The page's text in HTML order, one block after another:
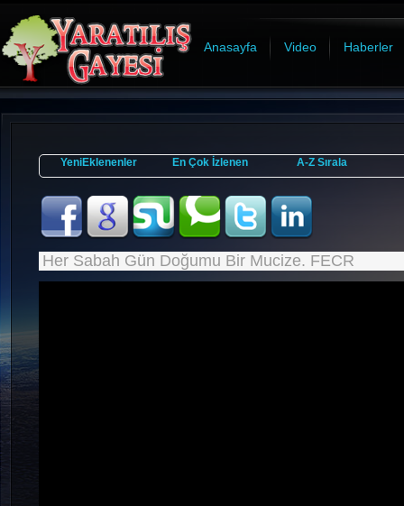
Anasayfa Video Haberler
YeniEklenenler En Çok İzlenen A-Z Sırala
Her Sabah Gün Doğumu Bir Mucize. FECR